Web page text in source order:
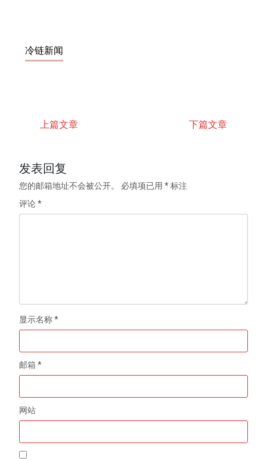
冷链新闻
上篇文章 下篇文章
发表回复
您的邮箱地址不会被公开。 必填项已用*标注
评论*
显示名称*
邮箱*
网站